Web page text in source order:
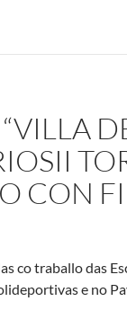
II
CON
co traballo das
e no